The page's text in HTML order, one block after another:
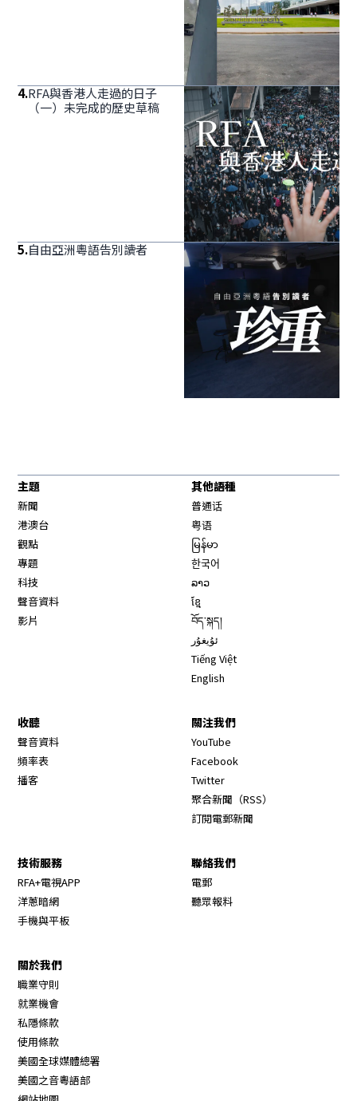
4.RFA與香港人走過的日子
（一）未完成的歷史草稿
5.自由亞洲粵語告別讀者
主題
新聞
港澳台
觀點
專題
科技
聲音資料
影片
其他語種
普通话
粤语
မြန်မာ
한국어
ລາວ
ខ្មែ
བོད་སྐད།
ئۇيغۇر
Tiếng Việt
English
收聽
聲音資料
頻率表
播客
關注我們
YouTube
Facebook
Twitter
聚合新聞（RSS）
訂閱電郵新聞
技術服務
RFA+電視APP
洋蔥暗網
手機與平板
聯絡我們
電郵
聽眾報料
關於我們
職業守則
就業機會
私隱條款
使用條款
美國全球媒體總署
美國之音粵語部